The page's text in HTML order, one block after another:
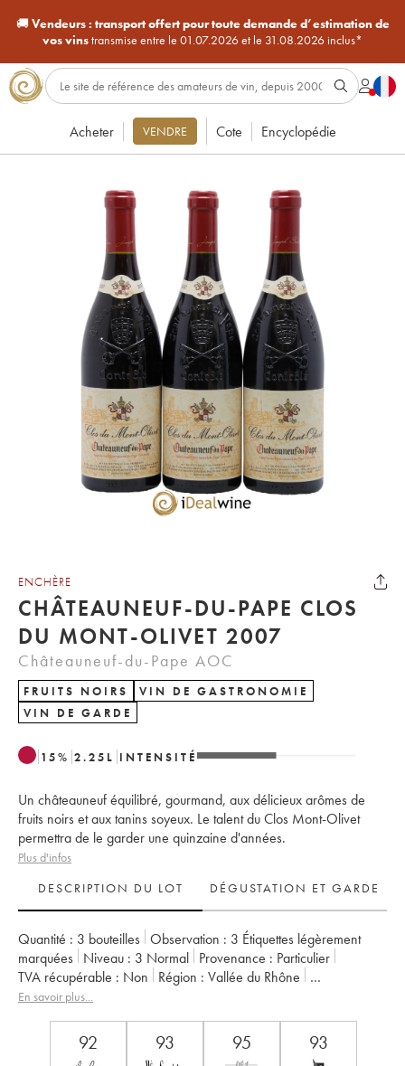
🚚Vendeurs : transport offert pour toute demande d’estimation de
vos vinstransmise entre le 01.07.2026 et le 31.08.2026 inclus*
Acheter VENDRE Cote Encyclopédie
ENCHÈRE
CHÂTEAUNEUF-DU-PAPE CLOS
DU MONT-OLIVET 2007
Châteauneuf-du-Pape AOC
FRUITS NOIRS
VIN DE GASTRONOMIE
VIN DE GARDE
15% 2.25 L INTENSITÉ
Un châteauneuf équilibré, gourmand, aux délicieux arômes de
fruits noirs et aux tanins soyeux. Le talent du Clos Mont-Olivet
permettra de le garder une quinzaine d'années.
Plus d'infos
DESCRIPTION DU LOT
DÉGUSTATION ET GARDE
Quantité : 3 bouteilles Observation : 3 Étiquettes légèrement
marquées
Niveau : 3 Normal Provenance : particulier
TVA récupérable :
non Région :
Vallée du Rhône
Appellation :
En savoir plus...
92 93 95 93